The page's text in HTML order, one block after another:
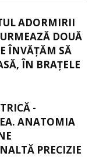
ADORMIRII
DOUĂ
ÎNVĂŢĂM SĂ
ÎN BRAŢELE
-
ANATOMIA
PRECIZIE